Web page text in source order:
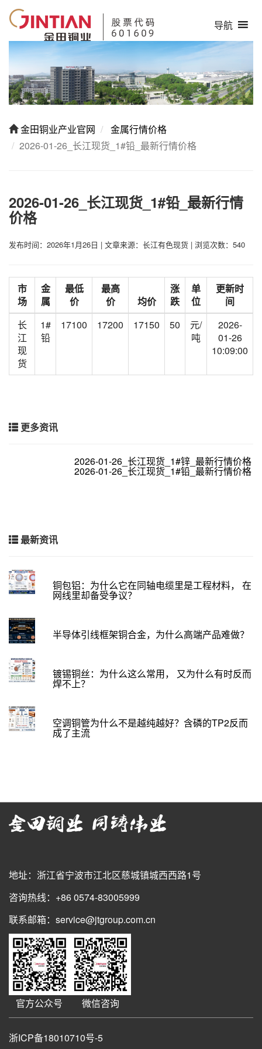
导航
金田铜业产业官网
金属行情价格
2026-01-26_长江现货_1#铅_最新行情价格
2026-01-26_长江现货_1#铅_最新行情
价格
发布时间：2026年1月26日 | 文章来源：长江有色现货 | 浏览次数：540
市
场
金
属
最低
价
最高
价
均价
涨
跌
单
位
更新时
间
长
江
现
货
1#
铅
17100 17200 17150 50
元/
吨
2026-
01-26
10:09:00
更多资讯
2026-01-26_长江现货_1#锌_最新行情价格
2026-01-26_长江现货_1#铅_最新行情价格
最新资讯
铜包铝：为什么它在同轴电缆里是工程材料， 在
网线里却备受争议？
半导体引线框架铜合金，为什么高端产品难做？
镀锡铜丝：为什么这么常用， 又为什么有时反而
焊不上？
空调铜管为什么不是越纯越好？含磷的TP2反而
成了主流
地址：浙江省宁波市江北区慈城镇城西西路1号
咨询热线：+86 0574-83005999
联系邮箱：service@jtgroup.com.cn
官方公众号 微信咨询
浙ICP备18010710号-5